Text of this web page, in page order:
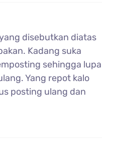
disebutkan diatas
Kadang suka
sehingga lupa
Yang repot kalo
posting ulang dan